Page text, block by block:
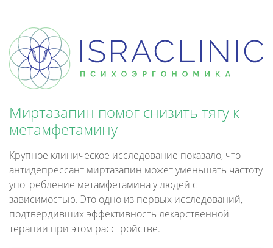
Миртазапин помог снизить тягу к
метамфетамину
Крупное клиническое исследование показало, что
антидепрессант миртазапин может уменьшать частоту
употребление метамфетамина у людей с
зависимостью. Это одно из первых исследований,
подтвердивших эффективность лекарственной
терапии при этом расстройстве.